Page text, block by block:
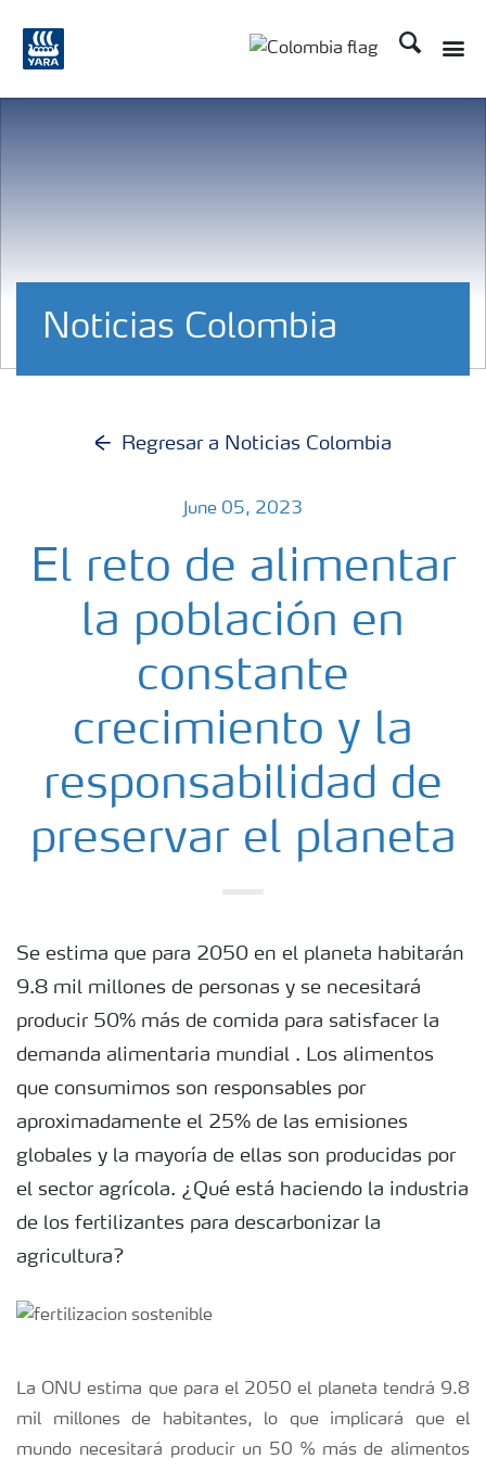
Buscar
Noticias Colombia
Regresar a Noticias Colombia
June 05, 2023
El reto de alimentar
la población en
constante
crecimiento y la
responsabilidad de
preservar el planeta
Se estima que para 2050 en el planeta habitarán
9.8 mil millones de personas y se necesitará
producir 50% más de comida para satisfacer la
demanda alimentaria mundial . Los alimentos
que consumimos son responsables por
aproximadamente el 25% de las emisiones
globales y la mayoría de ellas son producidas por
el sector agrícola. ¿Qué está haciendo la industria
de los fertilizantes para descarbonizar la
agricultura?
La ONU estima que para el 2050 el planeta tendrá 9.8
mil millones de habitantes, lo que implicará que el
mundo necesitará producir un 50 % más de alimentos